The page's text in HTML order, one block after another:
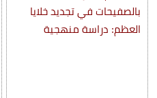
بالصفيحات في تجديد خلايا
العظم: دراسة منهجية